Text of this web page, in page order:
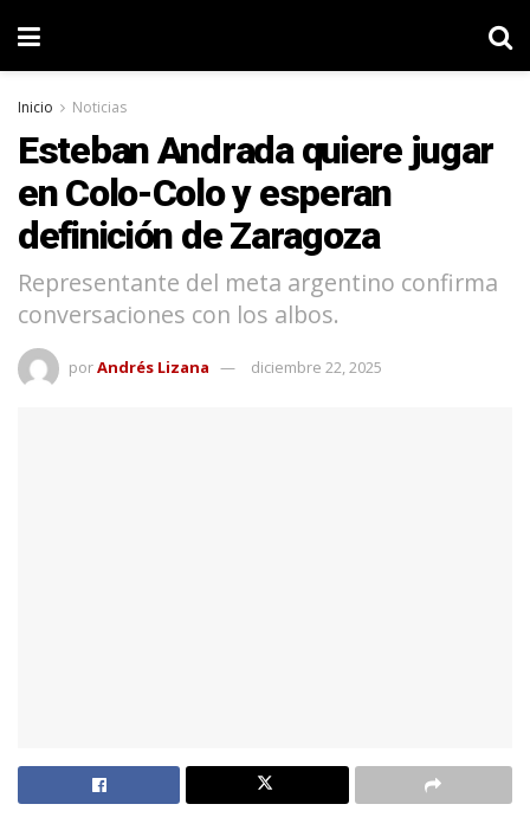
Inicio Noticias
Esteban Andrada quiere jugar
en Colo-Colo y esperan
definición de Zaragoza
Representante del meta argentino confirma
conversaciones con los albos.
porAndrés Lizana diciembre 22, 2025